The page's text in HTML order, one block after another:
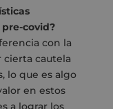
covid?
con la
cierta cautela
lo que es algo
en estos
a lograr los